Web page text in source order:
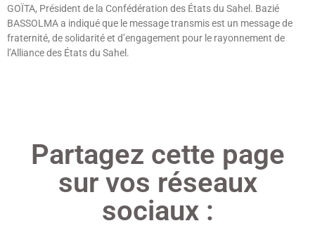
GOÏTA, Président de la Confédération des États du Sahel. Bazié
BASSOLMA a indiqué que le message transmis est un message de
fraternité, de solidarité et d’engagement pour le rayonnement de
l’Alliance des États du Sahel.
Partagez cette page
sur vos réseaux
sociaux :